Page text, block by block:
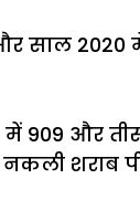
और साल
909 और
शराब